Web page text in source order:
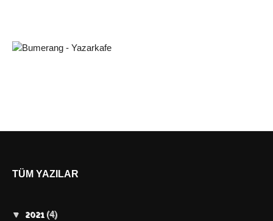
TÜM YAZILAR
▼ 2021 (4)